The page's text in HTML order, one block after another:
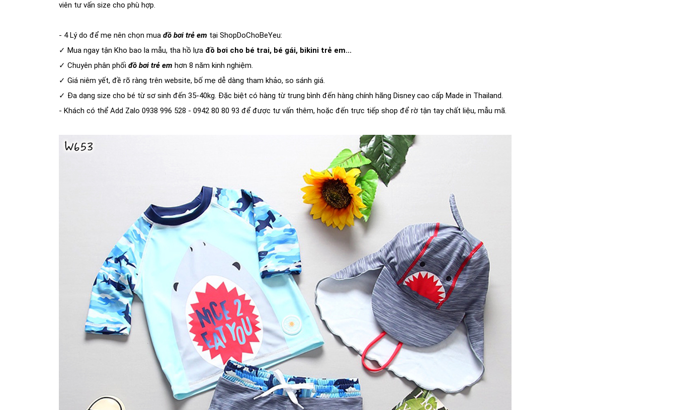
viên tư vấn size cho phù hợp.
- 4 Lý do để mẹ nên chọn mua đồ bơi trẻ em tại ShopDoChoBeYeu:
✓ Mua ngay tận Kho bao la mẫu, tha hồ lựa đồ bơi cho bé trai, bé gái, bikini trẻ em...
✓ Chuyên phân phối đồ bơi trẻ em hơn 8 năm kinh nghiệm.
✓ Giá niêm yết, đề rõ ràng trên website, bố mẹ dễ dàng tham khảo, so sánh giá.
✓ Đa dạng size cho bé từ sơ sinh đến 35-40kg. Đặc biệt có hàng từ trung bình đến hàng chính hãng Disney cao cấp Made in Thailand.
- Khách có thể Add Zalo 0938 996 528 - 0942 80 80 93 để được tư vấn thêm, hoặc đến trực tiếp shop để rờ tận tay chất liệu, mẫu mã.